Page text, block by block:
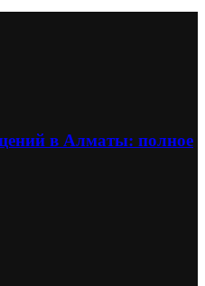
в Алматы: полное